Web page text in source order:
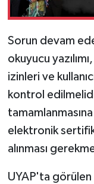
Sorun devam
okuyucu
izinleri ve
kontrol
elektronik
alınması
UYAP'ta görülen